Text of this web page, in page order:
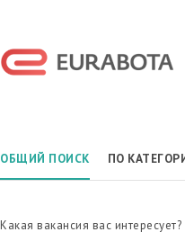
ОБЩИЙ ПОИСК ПО
Какая вакансия вас интересует?